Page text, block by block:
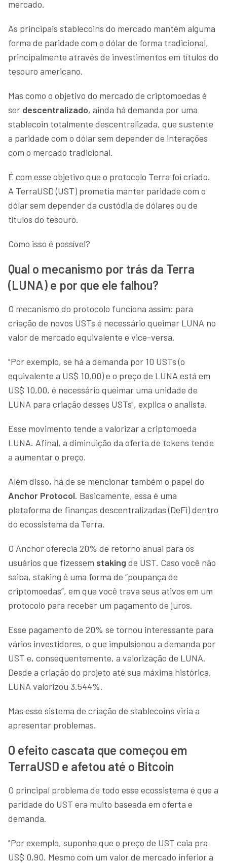
mercado.
As principais stablecoins do mercado mantém alguma
forma de paridade com o dólar de forma tradicional,
principalmente através de investimentos em títulos do
tesouro americano.
Mas como o objetivo do mercado de criptomoedas é
ser descentralizado, ainda há demanda por uma
stablecoin totalmente descentralizada, que sustente
a paridade com o dólar sem depender de interações
com o mercado tradicional.
É com esse objetivo que o protocolo Terra foi criado.
A TerraUSD (UST) prometia manter paridade com o
dólar sem depender da custódia de dólares ou de
títulos do tesouro.
Como isso é possível?
Qual o mecanismo por trás da Terra
(LUNA) e por que ele falhou?
O mecanismo do protocolo funciona assim: para
criação de novos USTs é necessário queimar LUNA no
valor de mercado equivalente e vice-versa.
"Por exemplo, se há a demanda por 10 USTs (o
equivalente a US$ 10,00) e o preço de LUNA está em
US$ 10,00, é necessário queimar uma unidade de
LUNA para criação desses USTs", explica o analista.
Esse movimento tende a valorizar a criptomoeda
LUNA. Afinal, a diminuição da oferta de tokens tende
a aumentar o preço.
Além disso, há de se mencionar também o papel do
Anchor Protocol. Basicamente, essa é uma
plataforma de finanças descentralizadas (DeFi) dentro
do ecossistema da Terra.
O Anchor oferecia 20% de retorno anual para os
usuários que fizessem staking de UST. Caso você não
saiba, staking é uma forma de “poupança de
criptomoedas”, em que você trava seus ativos em um
protocolo para receber um pagamento de juros.
Esse pagamento de 20% se tornou interessante para
vários investidores, o que impulsionou a demanda por
UST e, consequentemente, a valorização de LUNA.
Desde a criação do projeto até sua máxima histórica,
LUNA valorizou 3.544%.
Mas esse sistema de criação de stablecoins viria a
apresentar problemas.
O efeito cascata que começou em
TerraUSD e afetou até o Bitcoin
O principal problema de todo esse ecossistema é que a
paridade do UST era muito baseada em oferta e
demanda.
"Por exemplo, suponha que o preço de UST caia pra
US$ 0,90. Mesmo com um valor de mercado inferior a